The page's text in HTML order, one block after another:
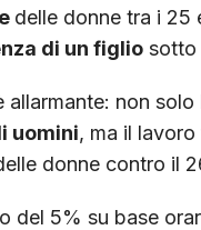
delle donne tra i 25
di un figlio sotto
allarmante: non
uomini, ma il
donne contro il
del 5% su base